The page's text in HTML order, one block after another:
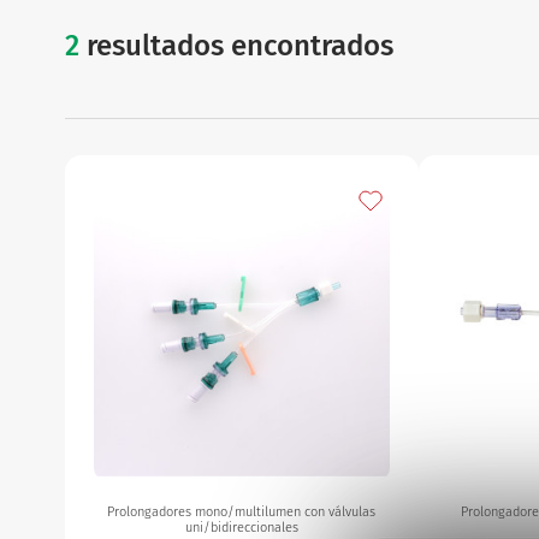
2 resultados encontrados
Prolongadores mono/multilumen con válvulas
uni/bidireccionales
Añadir a mis favoritos